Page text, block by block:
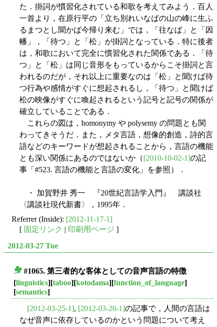
た．掛詞が慣習化されている和歌を考えてみよう．百人
一首より，在原行平の「立ち別れいなばの山の峰に生ふ
るまつとし聞かば今帰り来む」では，「往なば」と「因
幡」，「待つ」と「松」が掛詞となっている．特に後者
は，和歌において完全に慣習化された関係である．「待
つ」と「松」は同じ音形をもっているからこそ掛詞と言
われるのだが，それ以上に重要なのは「松」と聞けば待
つ行為や感情がすぐに想起されるし，「待つ」と聞けば
松の映像がすぐに喚起されるという記号と記号の関係が
確立していることである．
これらの図は，homonymy や polysemy の問題とも関
わってきそうだ．また，メタ言語，想像的創造，詩的言
語などのキーワードが想起されることから，言語の機能
とも深い関係にあるのではないか（[2010-10-02-1]の記
事「#523. 言語の機能と言語の変化」を参照）．
・ 加賀野井 秀一 『20世紀言語学入門』 講談社
〈講談社現代新書〉，1995年．
Referrer (Inside): [2012-11-17-1]
[ 固定リンク | 印刷用ページ ]
2012-03-27 Tue
#1065. 第三者的な客体としての音声言語の特徴
[linguistics][taboo][kotodama][function_of_language]
[semantics]
[2012-03-25-1], [2012-03-26-1]の記事で，人間の言語は
なぜ音声に依存しているのかという問題について考え